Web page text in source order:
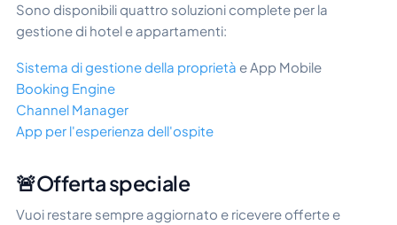
Sono disponibili quattro soluzioni complete per la
gestione di hotel e appartamenti:
Sistema di gestione della proprietà e App Mobile
Booking Engine
Channel Manager
App per l'esperienza dell'ospite
🚨Offerta speciale
Vuoi restare sempre aggiornato e ricevere offerte e